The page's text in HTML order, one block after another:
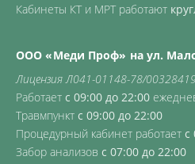
Кабинеты КТ и МРТ работают
ООО «Меди Проф» на ул.
Лицензия Л041-01148-78/
Работает с 09:00 до 22:00
Травмпункт с 09:00 до 22:00
Процедурный кабинет работает с
Забор анализов с 07:00 до 22:00